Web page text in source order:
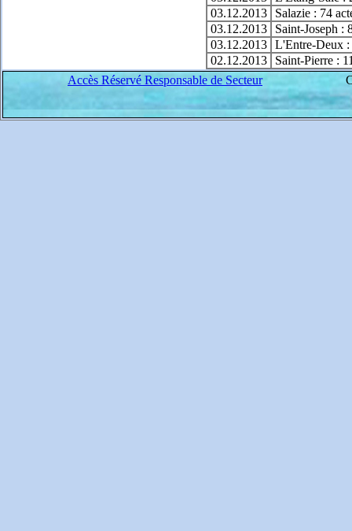
03.12.2013
Salazie : 74
03.12.2013
Saint-Joseph :
03.12.2013 L'Entre-Deux :
02.12.2013
Saint-Pierre :
Accès Réservé Responsable de Secteur